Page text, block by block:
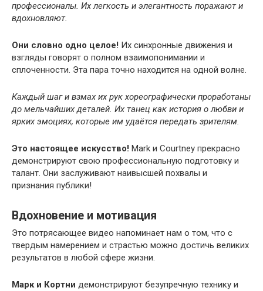
профессионалы. Их легкость и элегантность поражают и
вдохновляют.
Они словно одно целое! Их синхронные движения и
взгляды говорят о полном взаимопонимании и
сплоченности. Эта пара точно находится на одной волне.
Каждый шаг и взмах их рук хореографически проработаны
до мельчайших деталей. Их танец как история о любви и
ярких эмоциях, которые им удаётся передать зрителям.
Это настоящее искусство! Mark и Courtney прекрасно
демонстрируют свою профессиональную подготовку и
талант. Они заслуживают наивысшей похвалы и
признания публики!
Вдохновение и мотивация
Это потрясающее видео напоминает нам о том, что с
твердым намерением и страстью можно достичь великих
результатов в любой сфере жизни.
Марк и Кортни демонстрируют безупречную технику и